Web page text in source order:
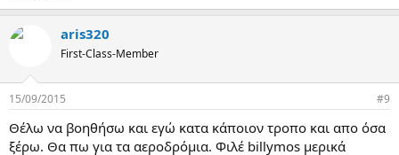
aris320
First-Class-Member
15/09/2015 #9
Θέλω να βοηθήσω και εγώ κατα κάποιον τροπο και απο όσα
ξέρω. Θα πω για τα αεροδρόμια. Φιλέ billymos μερικά